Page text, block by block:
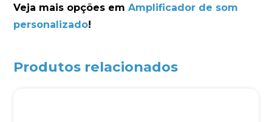
Veja mais opções emAmplificador de som
personalizado!
Produtos relacionados